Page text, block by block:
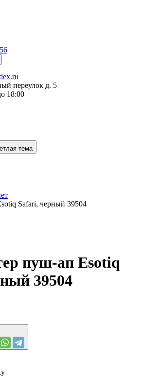
переулок д. 5
18:00
тема
Safari, черный 39504
пуш-ап Esotiq
39504